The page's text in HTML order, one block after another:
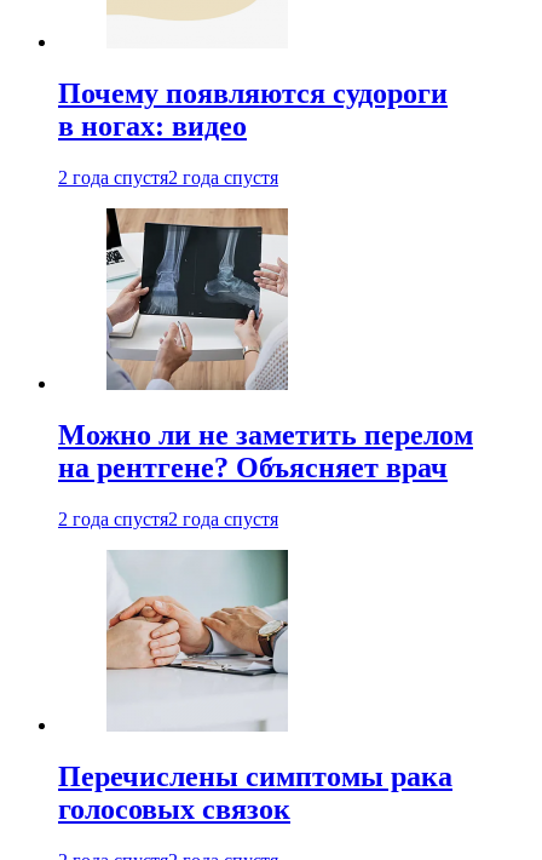
Почему появляются судороги
в ногах: видео
2 года спустя2 года спустя
Можно ли не заметить перелом
на рентгене? Объясняет врач
2 года спустя2 года спустя
Перечислены симптомы рака
голосовых связок